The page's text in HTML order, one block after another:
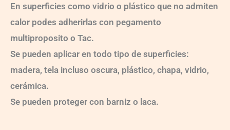
En superficies como vidrio o plástico que no admiten
calor podes adherirlas con pegamento
multiproposito o Tac.
Se pueden aplicar en todo tipo de superficies:
madera, tela incluso oscura, plástico, chapa, vidrio,
cerámica.
Se pueden proteger con barniz o laca.